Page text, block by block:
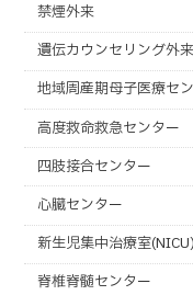
禁煙外来
遺伝カウンセリング外来
地域周産期母子医療セ
高度救命救急センター
四肢接合センター
心臓センター
新生児集中治療室(NICU)
脊椎脊髄センター